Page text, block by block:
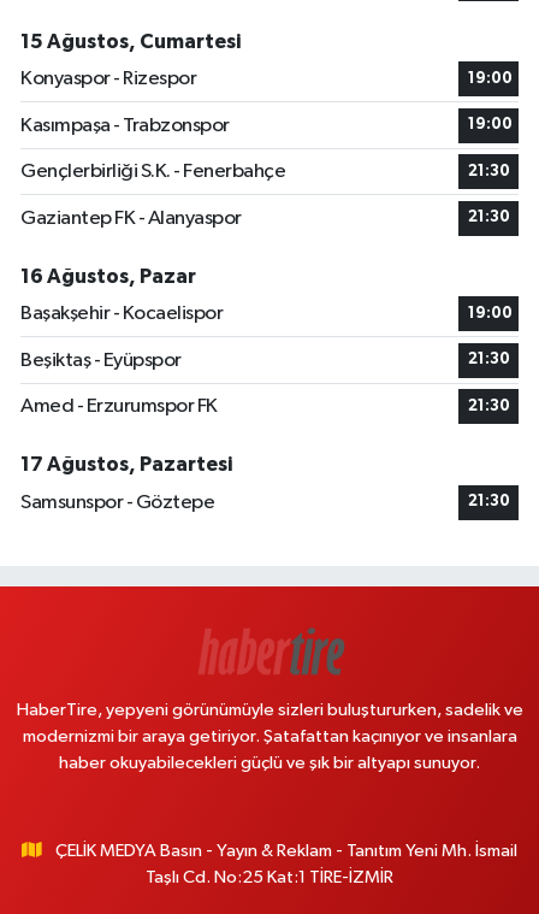
15 Ağustos, Cumartesi
Konyaspor - Rizespor
19:00
Kasımpaşa - Trabzonspor 19:00
Gençlerbirliği S.K. - Fenerbahçe 21:30
Gaziantep FK - Alanyaspor 21:30
16 Ağustos, Pazar
Başakşehir - Kocaelispor
19:00
Beşiktaş - Eyüpspor 21:30
Amed - Erzurumspor FK 21:30
17 Ağustos, Pazartesi
Samsunspor - Göztepe
21:30
HaberTire, yepyeni görünümüyle sizleri buluştururken, sadelik ve
modernizmi bir araya getiriyor. Şatafattan kaçınıyor ve insanlara
haber okuyabilecekleri güçlü ve şık bir altyapı sunuyor.
ÇELİK MEDYA Basın - Yayın & Reklam - Tanıtım Yeni Mh. İsmail
Taşlı Cd. No:25 Kat:1 TİRE-İZMİR